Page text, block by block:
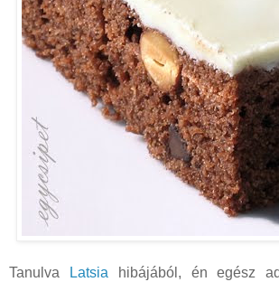
Tanulva Latsia hibájából, én egész